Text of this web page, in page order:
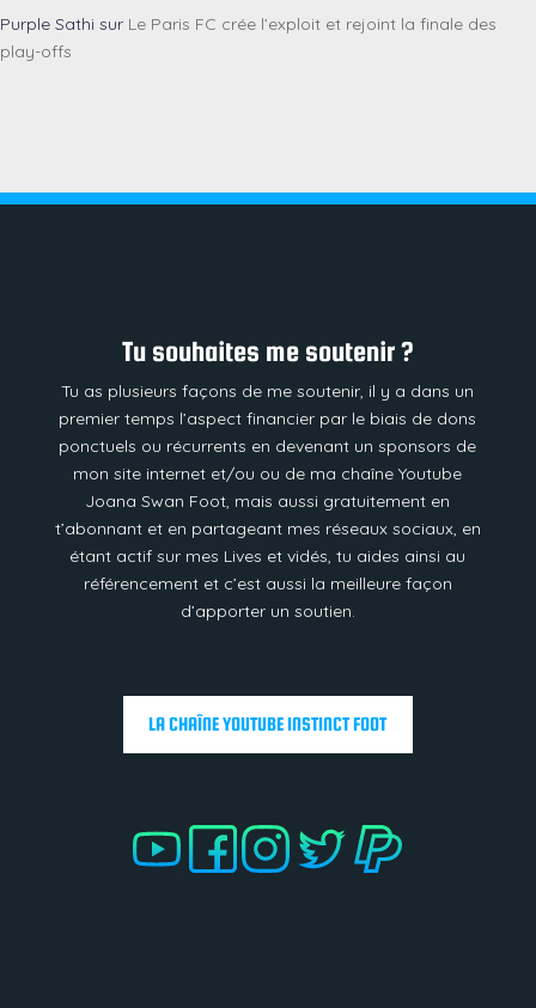
Purple Sathi sur Le Paris FC crée l’exploit et rejoint la finale des
play-offs
Tu souhaites me soutenir ?
Tu as plusieurs façons de me soutenir, il y a dans un
premier temps l’aspect financier par le biais de dons
ponctuels ou récurrents en devenant un sponsors de
mon site internet et/ou ou de ma chaîne Youtube
Joana Swan Foot, mais aussi gratuitement en
t’abonnant et en partageant mes réseaux sociaux, en
étant actif sur mes Lives et vidés, tu aides ainsi au
référencement et c’est aussi la meilleure façon
d’apporter un soutien.
LA CHAÎNE YOUTUBE INSTINCT FOOT
. . .